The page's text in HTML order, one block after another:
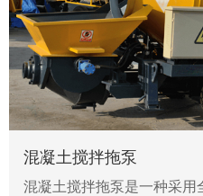
混凝土搅拌拖泵
混凝土搅拌拖泵是一种采用